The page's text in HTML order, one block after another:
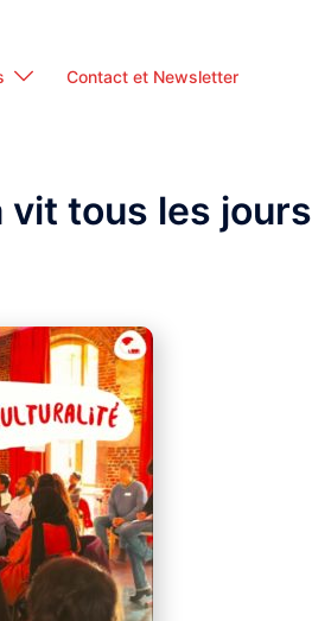
Contact et Newsletter
vit tous les jours